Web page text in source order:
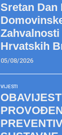
Sretan Dan
Zahvalnosti
Hrvatskih
05/08/2026
VIJESTI